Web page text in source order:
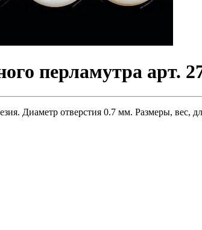
перламутра арт.
Диаметр отверстия 0.7 мм. Размеры, вес,